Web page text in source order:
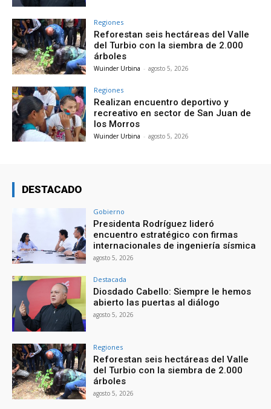
Regiones
Reforestan seis hectáreas del Valle
del Turbio con la siembra de 2.000
árboles
Wuinder Urbina - agosto 5, 2026
Regiones
Realizan encuentro deportivo y
recreativo en sector de San Juan de
los Morros
Wuinder Urbina - agosto 5, 2026
DESTACADO
Gobierno
Presidenta Rodríguez lideró
encuentro estratégico con firmas
internacionales de ingeniería sísmica
agosto 5, 2026
Destacada
Diosdado Cabello: Siempre le hemos
abierto las puertas al diálogo
agosto 5, 2026
Regiones
Reforestan seis hectáreas del Valle
del Turbio con la siembra de 2.000
árboles
agosto 5, 2026